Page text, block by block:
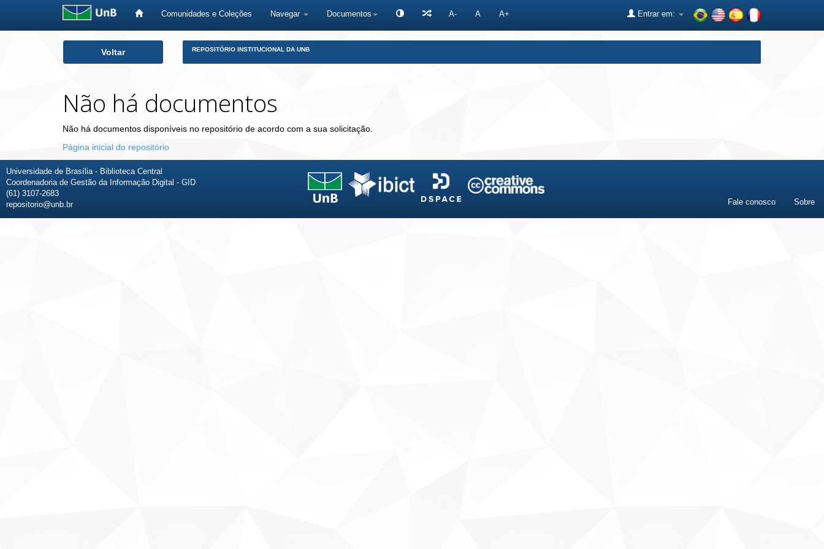
Comunidades e Coleções Navegar Documentos A- A A+ Entrar em:
Voltar REPOSITÓRIO INSTITUCIONAL DA UNB
Não há documentos
Não há documentos disponíveis no repositório de acordo com a sua solicitação.
Página inicial do repositório
Universidade de Brasília - Biblioteca Central
Coordenadoria de Gestão da Informação Digital - GID
(61) 3107-2683
repositorio@unb.br
Fale conosco Sobre